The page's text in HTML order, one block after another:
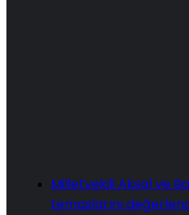
Milletvekili Aksal ve
temaslarını